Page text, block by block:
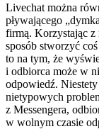
Livechat można
pływającego
firmą. Korzystając z
sposób stworzyć
to na tym, że
i odbiorca może w
odpowiedź.
nietypowych
z Messengera,
w wolnym czasie